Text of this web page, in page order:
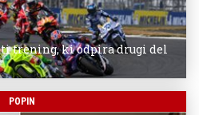
trening, ki odpira drugi del
POPIN